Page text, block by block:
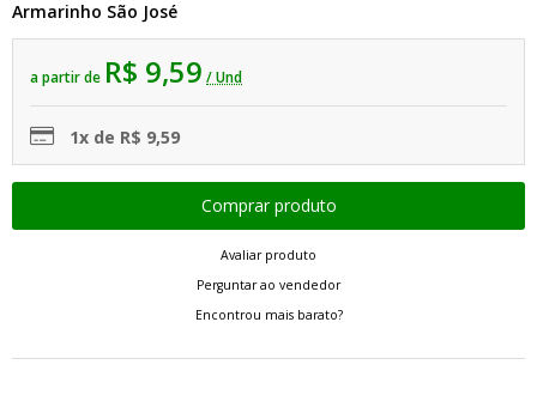
Armarinho São José
a partir de R$ 9,59 / Und
1x de R$ 9,59
Avaliar produto
Perguntar ao vendedor
Encontrou mais barato?